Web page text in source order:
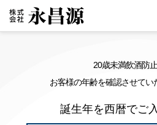
20歳未満飲酒防
お客様の年齢を確認させてい
誕生年を西暦でご